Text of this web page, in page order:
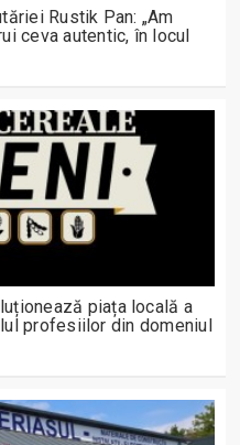
Rustik Pan: „Am
ceva autentic, în locul
piața locală a
profesiilor din domeniul